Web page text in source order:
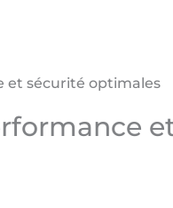
et sécurité optimales